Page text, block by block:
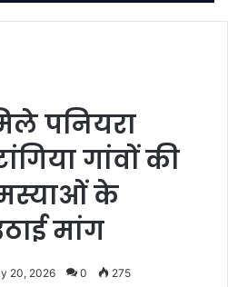
पनियरा
गांवों की
के
मांग
20, 2026 0 275